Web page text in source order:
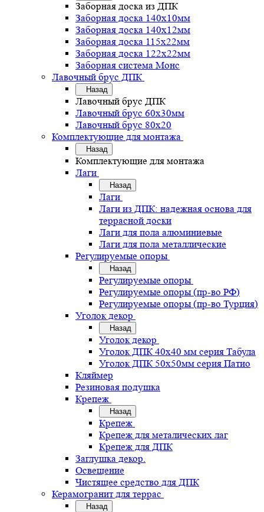
Заборная доска из ДПК
Заборная доска 140х10мм
Заборная доска 140х12мм
Заборная доска 115х22мм
Заборная доска 122х22мм
Заборная система Монс
Лавочный брус ДПК
Назад
Лавочный брус ДПК
Лавочный брус 60х30мм
Лавочный брус 80х20
Комплектующие для монтажа
Назад
Комплектующие для монтажа
Лаги
Назад
Лаги
Лаги из ДПК: надежная основа для
террасной доски
Лаги для пола алюминиевые
Лаги для пола металлические
Регулируемые опоры
Назад
Регулируемые опоры
Регулируемые опоры (пр-во РФ)
Регулируемые опоры (пр-во Турция)
Уголок декор
Назад
Уголок декор
Уголок ДПК 40х40 мм серия Табула
Уголок ДПК 50х50мм серия Патио
Кляймер
Резиновая подушка
Крепеж
Назад
Крепеж
Крепеж для металических лаг
Крепеж для ДПК
Заглушка декор.
Освещение
Чистящее средство для ДПК
Керамогранит для террас
Назад